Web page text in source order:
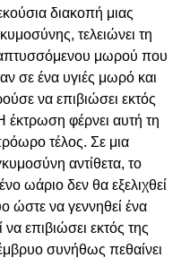
διακοπή μιας
τελειώνει τη
μωρού που
σε ένα υγιές μωρό και
να επιβιώσει εκτός
έκτρωση φέρνει αυτή τη
τέλος. Σε μια
αντίθετα, το
ωάριο δεν θα εξελιχθεί
ώστε να γεννηθεί ένα
επιβιώσει εκτός της
συνήθως πεθαίνει